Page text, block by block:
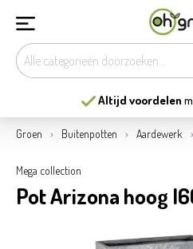
Altijd voordelen
Groen Buitenpotten Aardewerk
Mega collection
Pot Arizona hoog